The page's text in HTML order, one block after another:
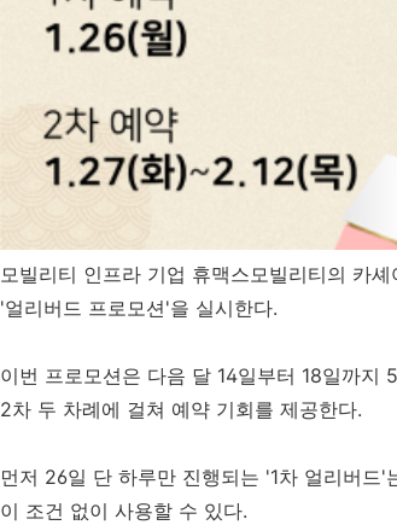
모빌리티 인프라 기업 휴맥스모빌리티의 카
'얼리버드 프로모션'을 실시한다.
이번 프로모션은 다음 달14일부터 18일까지 5
2차 두 차례에 걸쳐 예약 기회를 제공한다.
먼저 26일 단 하루만 진행되는 '1차 얼리버드'
이 조건 없이 사용할 수 있다.